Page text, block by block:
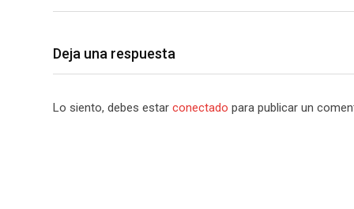
Deja una respuesta
Lo siento, debes estar conectado para publicar un